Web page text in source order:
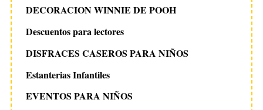
DECORACION WINNIE DE POOH
Descuentos para lectores
DISFRACES CASEROS PARA NIÑOS
Estanterias Infantiles
EVENTOS PARA NIÑOS